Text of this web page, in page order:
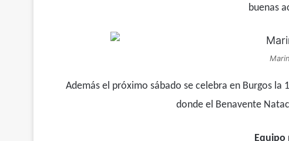
buenas
Además el próximo sábado se celebra en Burgos la
donde el Benavente
Equipo